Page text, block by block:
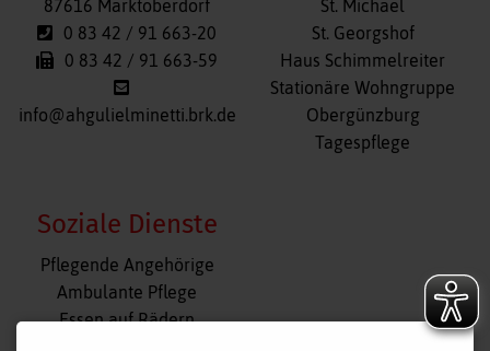
87616 Marktoberdorf
0 83 42 / 91 663-20
0 83 42 / 91 663-59
info@ahgulielminetti.brk.de
St. Michael
St. Georgshof
Haus Schimmelreiter
Stationäre Wohngruppe
Obergünzburg
Tagespflege
Soziale Dienste
Navigation
überspringen
Pflegende Angehörige
Ambulante Pflege
Essen auf Rädern